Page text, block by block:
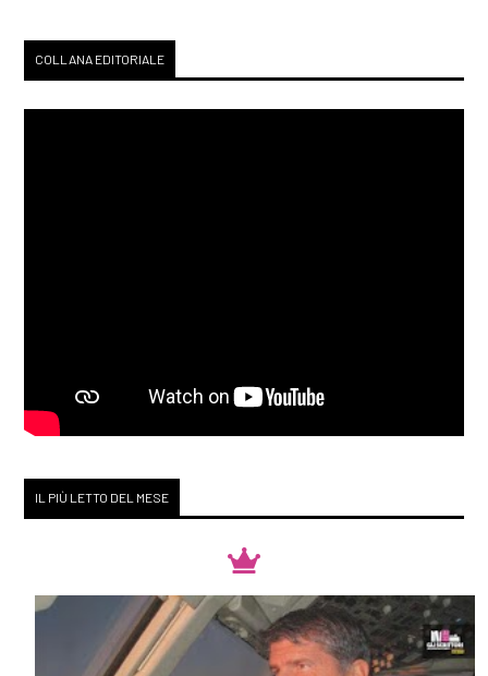
COLLANA EDITORIALE
IL PIÙ LETTO DEL MESE